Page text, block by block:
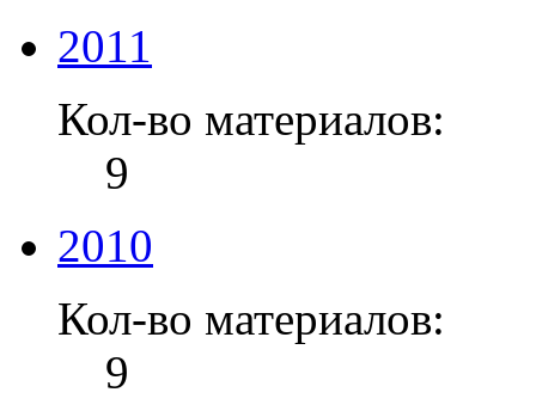
2011
Кол-во материалов:
9
2010
Кол-во материалов:
9